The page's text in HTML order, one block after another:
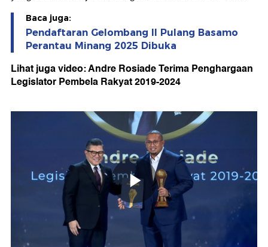
Baca juga:
Pendaftaran Gelombang II Pulang Basamo
Perantau Minang 2025 Dibuka
Lihat juga video: Andre Rosiade Terima Penghargaan
Legislator Pembela Rakyat 2019-2024